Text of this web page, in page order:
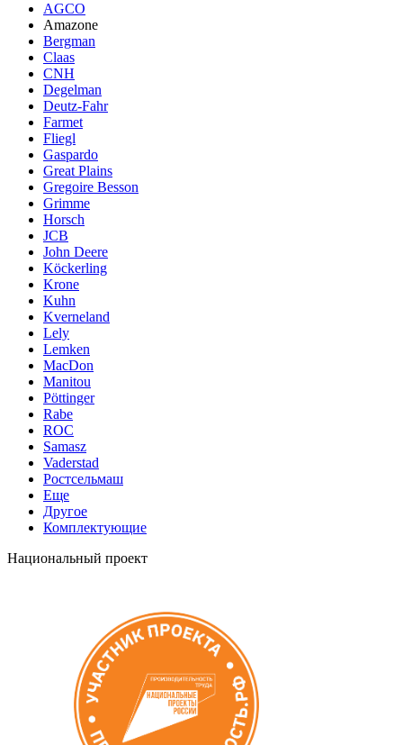
AGCO
Amazone
Bergman
Claas
CNH
Degelman
Deutz-Fahr
Farmet
Fliegl
Gaspardo
Great Plains
Gregoire Besson
Grimme
Horsch
JCB
John Deere
Köckerling
Krone
Kuhn
Kverneland
Lely
Lemken
MacDon
Manitou
Pöttinger
Rabe
ROC
Samasz
Vaderstad
Ростсельмаш
Еще
Другое
Комплектующие
Национальный проект